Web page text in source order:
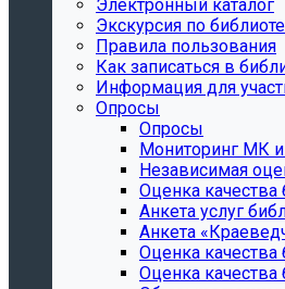
Электронный каталог
Экскурсия по
Правила пользования
Как записаться в
Информация для
Опросы
Опросы
Мониторинг МК
Независимая
Оценка качества
Анкета услуг
Анкета
Oценка
Oценка